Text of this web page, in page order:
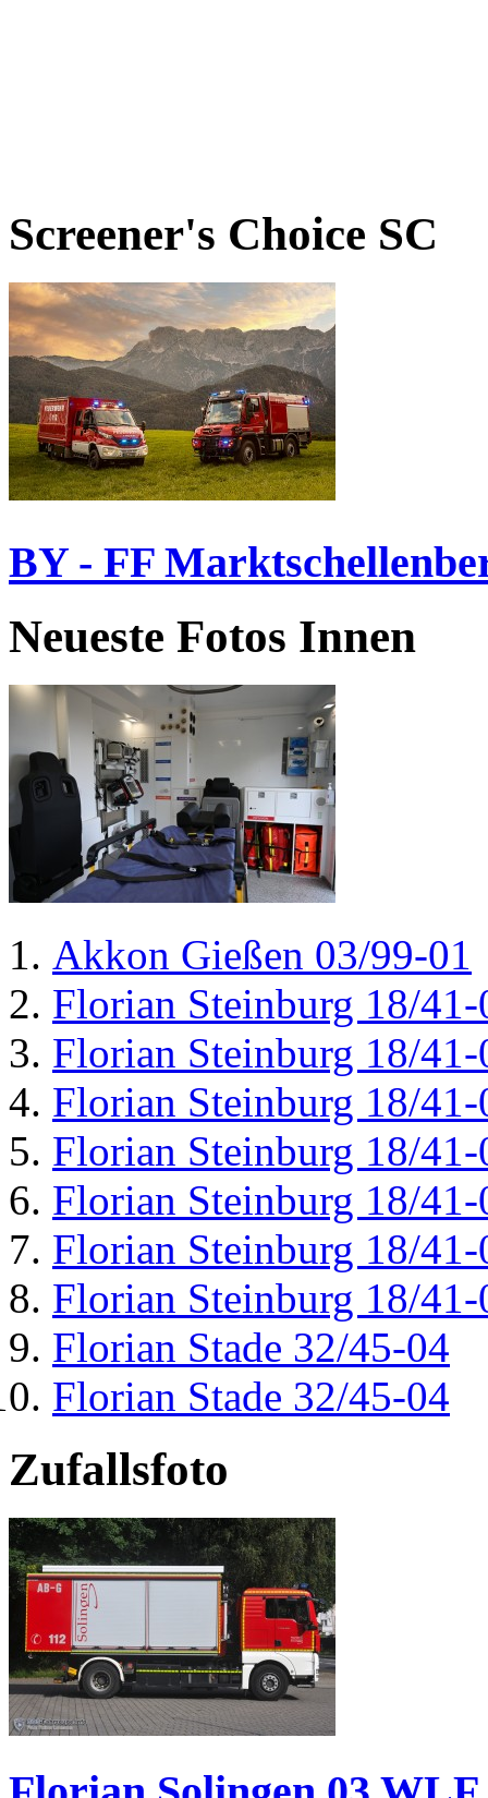
Screener's Choice SC
BY - FF
Neueste Fotos Innen
Akkon Gießen 03/99-01
Florian Steinburg 18/41-
Florian Steinburg 18/41-
Florian Steinburg 18/41-
Florian Steinburg 18/41-
Florian Steinburg 18/41-
Florian Steinburg 18/41-
Florian Steinburg 18/41-
Florian Stade 32/45-04
Florian Stade 32/45-04
Zufallsfoto